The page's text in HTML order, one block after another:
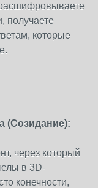
получаете
которые
(Созидание):
через который
в 3D-
конечности,